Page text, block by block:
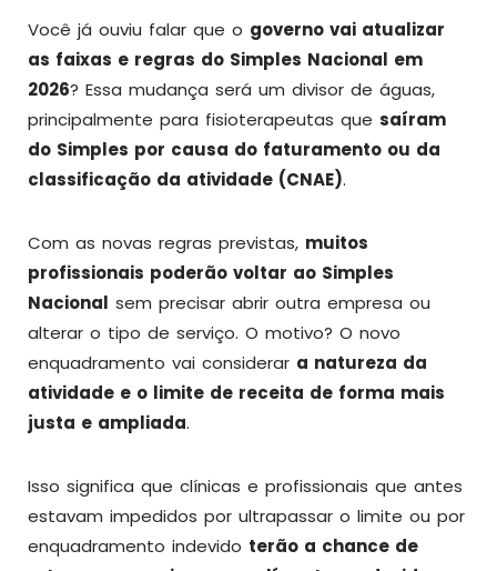
Você já ouviu falar que o governo vai atualizar
as faixas e regras do Simples Nacional em
2026? Essa mudança será um divisor de águas,
principalmente para fisioterapeutas que saíram
do Simples por causa do faturamento ou da
classificação da atividade (CNAE).
Com as novas regras previstas, muitos
profissionais poderão voltar ao Simples
Nacional sem precisar abrir outra empresa ou
alterar o tipo de serviço. O motivo? O novo
enquadramento vai considerar a natureza da
atividade e o limite de receita de forma mais
justa e ampliada.
Isso significa que clínicas e profissionais que antes
estavam impedidos por ultrapassar o limite ou por
enquadramento indevido terão a chance de